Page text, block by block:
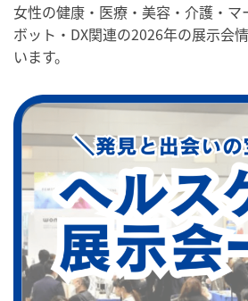
女性の健康・医療・美容・介護・マ
ボット・DX関連の2026年の展示会
います。